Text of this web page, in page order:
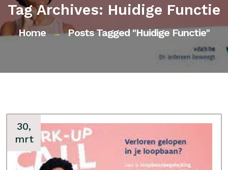
Tag Archives: Huidige Functie
Home → Posts Tagged "huidige Functie"
30,
mrt